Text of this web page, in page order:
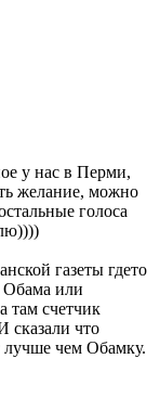
у нас в Перми,
желание, можно
голоса
газеты гдето
Обама или
там счетчик
сказали что
чем Обамку.